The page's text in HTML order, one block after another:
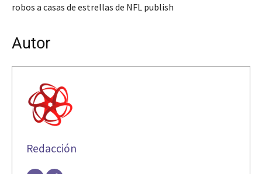
robos a casas de estrellas de NFL publish
Autor
Redacción